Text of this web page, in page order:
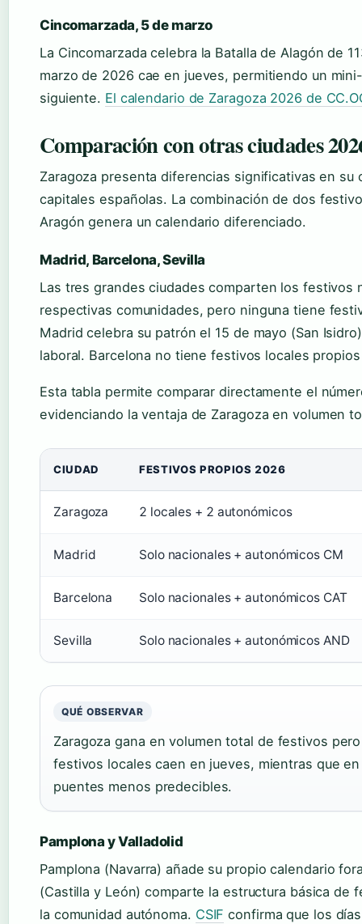
Cincomarzada, 5 de marzo
La Cincomarzada celebra la Batalla de Alagón de
marzo de 2026 cae en jueves, permitiendo un
siguiente. El calendario de Zaragoza 2026 de
Comparación con otras ciudades
Zaragoza presenta diferencias significativas en su
capitales españolas. La combinación de dos
Aragón genera un calendario diferenciado.
Madrid, Barcelona, Sevilla
Las tres grandes ciudades comparten los festivos
respectivas comunidades, pero ninguna tiene
Madrid celebra su patrón el 15 de mayo (San
laboral. Barcelona no tiene festivos locales
Esta tabla permite comparar directamente el
evidenciando la ventaja de Zaragoza en volumen
CIUDAD FESTIVOS PROPIOS 2026
Zaragoza 2 locales + 2 autonómicos
Madrid Solo nacionales + autonómicos CM
Barcelona Solo nacionales + autonómicos CAT
Sevilla Solo nacionales + autonómicos AND
QUÉ OBSERVAR
Zaragoza gana en volumen total de festivos
festivos locales caen en jueves, mientras que
puentes menos predecibles.
Pamplona y Valladolid
Pamplona (Navarra) añade su propio calendario
(Castilla y León) comparte la estructura básica de
la comunidad autónoma. CSIF confirma que los